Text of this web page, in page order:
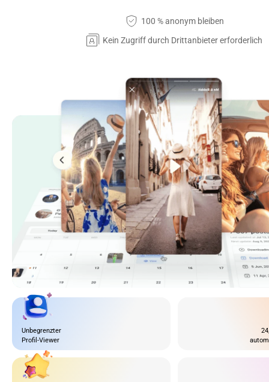
100 % anonym bleiben
Kein Zugriff durch Drittanbieter erforderlich
Unbegrenzter
Profil-Viewer